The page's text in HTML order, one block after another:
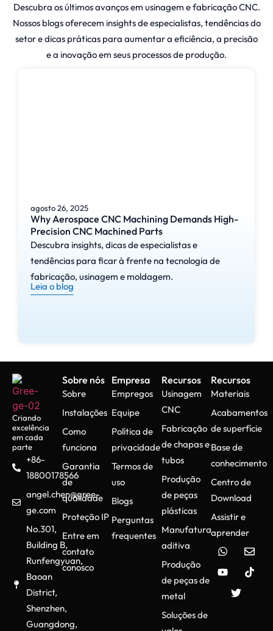
Descubra os últimos avanços em usinagem e fabricação CNC.
Nossos blogs oferecem insights de especialistas, tendências do
setor e dicas práticas para aumentar a eficiência, a precisão
e a inovação em seus processos de produção.
agosto 26, 2025
Why Aerospace CNC Machining Demands High-
Precision CNC Machined Parts
Descubra insights, dicas de especialistas e
tendências para ficar à frente na tecnologia de
fabricação, usinagem e moldagem.
Leia o blog
Criando
excelência
em cada
parte
+86-
18800178566
angel.chen@gree-
ge.com
No.301,
Building B,
Runfengyuan,
Baoan
District,
Shenzhen,
Guangdong,
Sobre nós
Sobre
Instalações
Como
funciona
Garantia
de
qualidade
Proteção IP
Entre em
contato
conosco
Empresa
Empregos
Equipe
Política de
privacidade
Termos de
uso
Blogs
Perguntas
frequentes
Recursos
Usinagem
CNC
Fabricação
de chapas e
tubos
Produção
de peças
plásticas
Manufatura
aditiva
Produção
de peças de
metal
Soluções de
Recursos
Materiais
Acabamentos
de superfície
Base de
conhecimento
Centro de
Download
Assistir e
aprender